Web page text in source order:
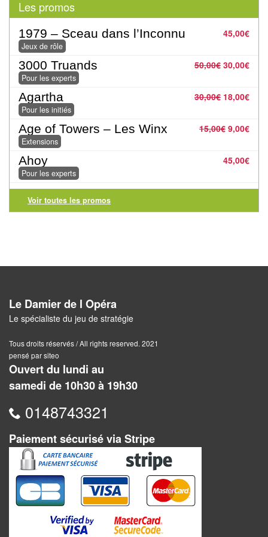
Pour
les
enfants
Pour
la
famille
Pour
les
initiés
Pour
les
experts
2
Joueurs
Ambiance
Coopératif
Gestion
Escape
Game
/
Enquête
Jeux
évolutifs
Les promos
45,00€
1979 – Sceau dans l’Inconnu
Jeux de rôle
50,00€ 30,00€
3000 Truands
Pour les experts
30,00€ 18,00€
Agartha
Pour les initiés
15,00€ 9,00€
Age of Towers – Les Winx
Extensions
45,00€
Ahoy
Pour les experts
Voir toutes les promos
Le Damier de l Opéra
Le spécialiste du jeu de stratégie
Tous droits réservés / All rights reserved. 2021
pensé par siteo
Ouvert du lundi au
samedi de 10h30 à 19h30
0148743321
Paiement sécurisé via Stripe